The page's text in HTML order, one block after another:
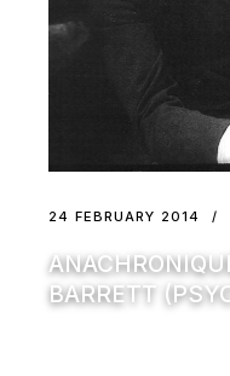
24 FEBRUARY 2014
BARRETT